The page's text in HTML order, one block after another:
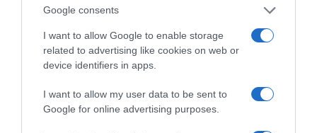
Google consents
I want to allow Google to enable storage
related to advertising like cookies on web or
device identifiers in apps.
I want to allow my user data to be sent to
Google for online advertising purposes.
ΓΙΑ ΤΟ ΚΑΛΟΚΑΊΡΙ ΣΟΥ →
ΡΟΗ ΕΙΔΗΣΕΩΝ
Ορθόδοξοι υπάρχουν και στα Βαλκάνια, κύριοι του